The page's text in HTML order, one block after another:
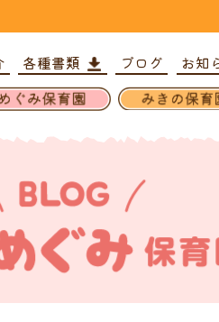
各種書類 ブログ お知